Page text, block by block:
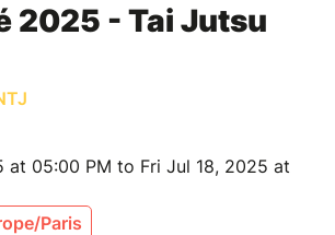
2025 - Tai Jutsu
at 05:00 PM to Fri Jul 18, 2025 at
Paris